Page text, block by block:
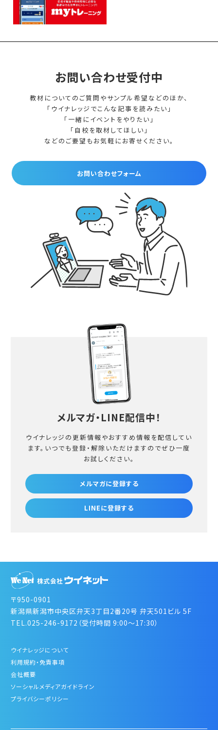
お問い合わせ受付中
教材についてのご質問やサンプル希望などのほか、
「ウイナレッジでこんな記事を読みたい」
「一緒にイベントをやりたい」
「自校を取材してほしい」
などのご要望もお気軽にお寄せください。
お問い合わせフォーム
メルマガ・LINE配信中！
ウイナレッジの更新情報やおすすめ情報を配信してい
ます。 いつでも登録・解除いただけますのでぜひ一度
お試しください。
メルマガに登録する
LINEに登録する
〒950-0901
新潟県新潟市中央区弁天3丁目2番20号 弁天501ビル 5F
TEL.025-246-9172（受付時間 9:00～17:30）
ウイナレッジについて
利用規約・免責事項
会社概要
ソーシャルメディアガイドライン
プライバシーポリシー